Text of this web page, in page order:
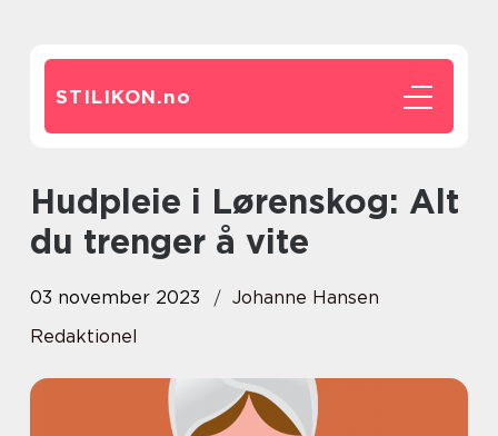
STILIKON.no
Hudpleie i Lørenskog: Alt
du trenger å vite
03 november 2023
Johanne Hansen
Redaktionel